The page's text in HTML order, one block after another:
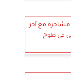
مع آخر
في طوخ